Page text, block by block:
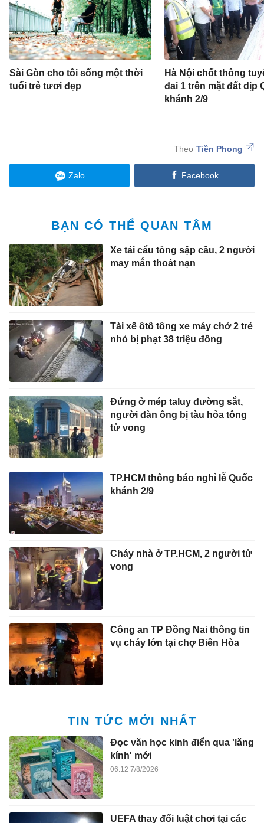
Sài Gòn cho tôi sống một thời
tuổi trẻ tươi đẹp
Hà Nội chốt thông
đai 1 trên mặt đất dịp
khánh 2/9
Tiền Phong
Zalo Facebook
BẠN CÓ THỂ QUAN TÂM
Xe tải cẩu tông sập cầu, 2 người
may mắn thoát nạn
Tài xế ôtô tông xe máy chở 2 trẻ
nhỏ bị phạt 38 triệu đồng
Đứng ở mép taluy đường sắt,
người đàn ông bị tàu hỏa tông
tử vong
TP.HCM thông báo nghỉ lễ Quốc
khánh 2/9
Cháy nhà ở TP.HCM, 2 người tử
vong
Công an TP Đồng Nai thông tin
vụ cháy lớn tại chợ Biên Hòa
TIN TỨC MỚI NHẤT
Đọc văn học kinh điển qua 'lăng
kính' mới
06:12 7/8/2026
UEFA thay đổi luật chơi tại các